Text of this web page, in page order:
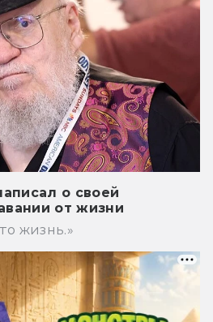
о своей
от жизни
жизнь.»